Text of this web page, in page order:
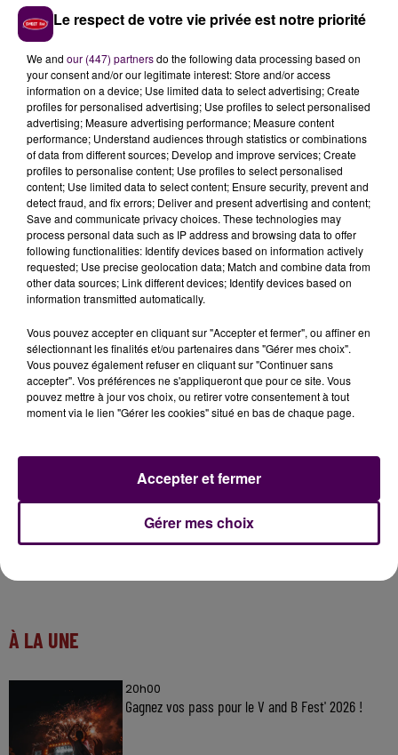
pas encore couvertes, ainsi qu'à Blois et Bourges en
complément, là, des émetteurs analogiques déjà
actifs.
MISE EN MARCHE AU PLUS TARD
DÉBUT 2027
"Les émissions devraient débuterdès cette fin
d'année 2026 ou début 2027"indique Wilfrid
Tocqueville, le patron de Sweet FM."Nous traitons
déjà au quotidien l'actualité de ces secteurs, on se
réjouit donc de savoir qu'on pourra y être écoutés
confortablement"ajoute Emilien Borderie, rédacteur
en chef.
Toutes les fréquences de Sweet FM sont
consultablessur cette page!
La diffusion numérique, en"DAB+", c'est quoi ?
À LA UNE
20h00
Gagnez vos pass pour le V and B Fest' 2026 !
Le respect de votre vie privée est notre priorité
We and our (447) partnersdo the following data processing based on
your consent and/or our legitimate interest: Store and/or access
information on a device; Use limited data to select advertising; Create
profiles for personalised advertising; Use profiles to select personalised
advertising; Measure advertising performance; Measure content
performance; Understand audiences through statistics or combinations
of data from different sources; Develop and improve services; Create
profiles to personalise content; Use profiles to select personalised
content; Use limited data to select content; Ensure security, prevent and
detect fraud, and fix errors; Deliver and present advertising and content;
Save and communicate privacy choices. These technologies may
process personal data such as IP address and browsing data to offer
following functionalities: Identify devices based on information actively
requested; Use precise geolocation data; Match and combine data from
other data sources; Link different devices; Identify devices based on
information transmitted automatically.
Vous pouvez accepter en cliquant sur "Accepter et fermer", ou affiner en
sélectionnant les finalités et/ou partenaires dans "Gérer mes choix".
Vous pouvez également refuser en cliquant sur "Continuer sans
accepter". Vos préférences ne s'appliqueront que pour ce site. Vous
pouvez mettre à jour vos choix, ou retirer votre consentement à tout
moment via le lien "Gérer les cookies" situé en bas de chaque page.
Gérer mes choix
Accepter et fermer